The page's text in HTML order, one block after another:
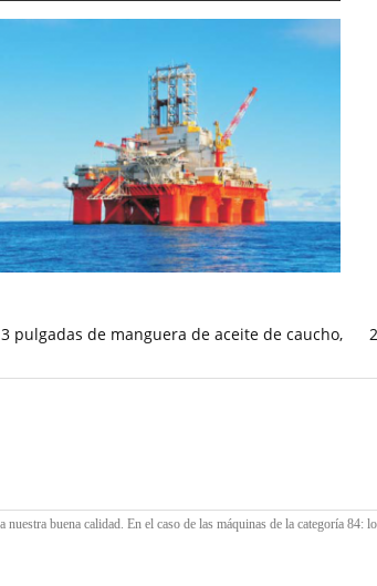
3 pulgadas de manguera de aceite de caucho,